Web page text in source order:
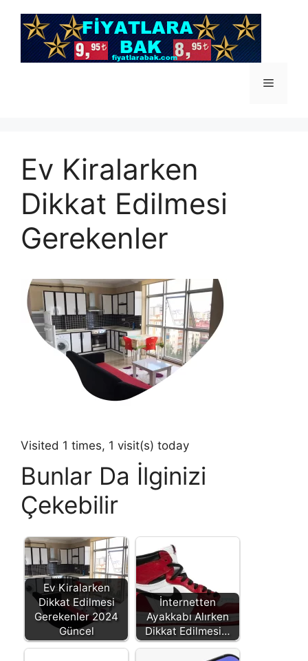
Menü
Ev Kiralarken
Dikkat Edilmesi
Gerekenler
Visited 1 times, 1 visit(s) today
Bunlar Da İlginizi
Çekebilir
Ev Kiralarken
Dikkat Edilmesi
Gerekenler 2024
Güncel
İnternetten
Ayakkabı Alırken
Dikkat Edilmesi…